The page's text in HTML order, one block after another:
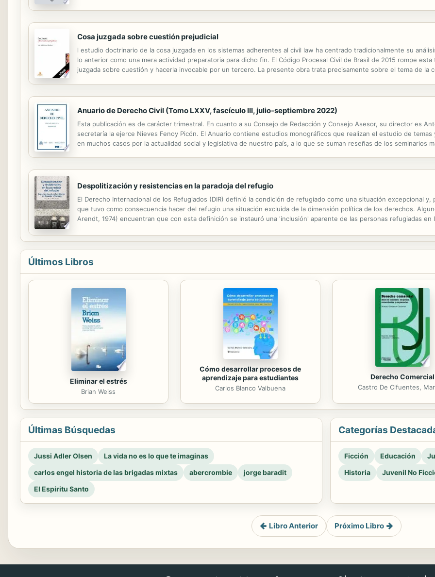
Cosa juzgada sobre cuestión prejudicial
l estudio doctrinario de la cosa juzgada en los sistemas adherentes al civil law ha centrado tradicionalmente su
lo anterior como una mera actividad preparatoria para dicho fin. El Código Procesal Civil de Brasil de 2015 rompe
juzgada sobre cuestión y hacerla invocable por un tercero. La presente obra trata precisamente sobre el tema de la
Anuario de Derecho Civil (Tomo LXXV, fascículo III, julio-septiembre 2022)
Esta publicación es de carácter trimestral. En cuanto a su Consejo de Redacción y Consejo Asesor, su director es
secretaría la ejerce Nieves Fenoy Picón. El Anuario contiene estudios monográficos que realizan el estudio de
en muchos casos por la actualidad social y legislativa de nuestro país, a lo que se suman reseñas de los seminarios
Despolitización y resistencias en la paradoja del refugio
El Derecho Internacional de los Refugiados (DIR) definió la condición de refugiado como una situación excepcional
que tuvo como consecuencia hacer del refugio una situación excluida de la dimensión política de los derechos.
Arendt, 1974) encuentran que con esta definición se instauró una 'inclusión' aparente de las personas refugiadas
Últimos Libros
Eliminar el estrés
Brian Weiss
Cómo desarrollar procesos de
aprendizaje para estudiantes
Carlos Blanco Valbuena
Derecho Comercial
Castro De Cifuentes,
Últimas Búsquedas
Jussi Adler Olsen
La vida no es lo que te imaginas
carlos engel historia de las brigadas mixtas
abercrombie
jorge baradit
El Espiritu Santo
Categorías
Ficción Educación
Historia
Juvenil No
Libro Anterior Próximo Libro